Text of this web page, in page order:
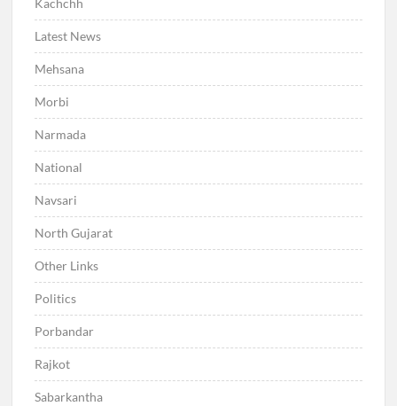
Kachchh
Latest News
Mehsana
Morbi
Narmada
National
Navsari
North Gujarat
Other Links
Politics
Porbandar
Rajkot
Sabarkantha